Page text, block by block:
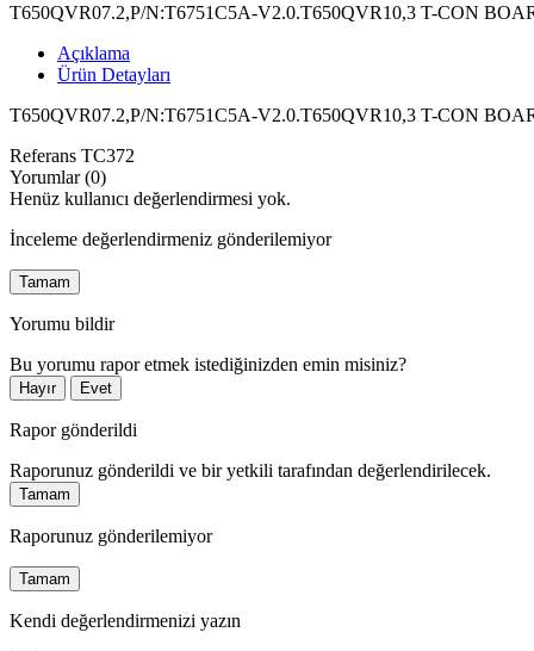
T650QVR07.2,P/N:T6751C5A-V2.0.T650QVR10,3 T-CON
Açıklama
Ürün Detayları
T650QVR07.2,P/N:T6751C5A-V2.0.T650QVR10,3 T-CON
Referans TC372
Yorumlar (0)
Henüz kullanıcı değerlendirmesi yok.
İnceleme değerlendirmeniz gönderilemiyor
Tamam
Yorumu bildir
Bu yorumu rapor etmek istediğinizden emin misiniz?
Hayır Evet
Rapor gönderildi
Raporunuz gönderildi ve bir yetkili tarafından değerlendirilecek.
Tamam
Raporunuz gönderilemiyor
Tamam
Kendi değerlendirmenizi yazın